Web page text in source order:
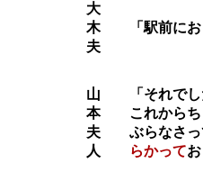
大
木
夫
「駅前に
山
本
夫
人
「それで
これから
ぶらなさ
らかって